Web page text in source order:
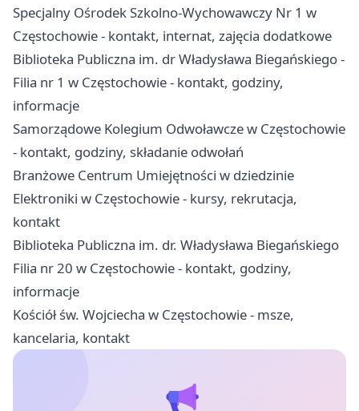
Specjalny Ośrodek Szkolno-Wychowawczy Nr 1 w
Częstochowie - kontakt, internat, zajęcia dodatkowe
Biblioteka Publiczna im. dr Władysława Biegańskiego -
Filia nr 1 w Częstochowie - kontakt, godziny,
informacje
Samorządowe Kolegium Odwoławcze w Częstochowie
- kontakt, godziny, składanie odwołań
Branżowe Centrum Umiejętności w dziedzinie
Elektroniki w Częstochowie - kursy, rekrutacja,
kontakt
Biblioteka Publiczna im. dr. Władysława Biegańskiego
Filia nr 20 w Częstochowie - kontakt, godziny,
informacje
Kościół św. Wojciecha w Częstochowie - msze,
kancelaria, kontakt